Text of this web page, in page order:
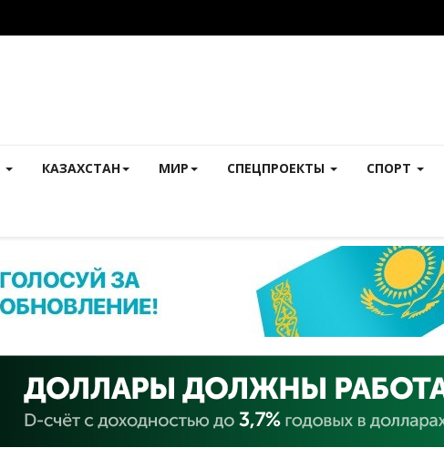
КАЗАХСТАН МИР СПЕЦПРОЕКТЫ СПОРТ